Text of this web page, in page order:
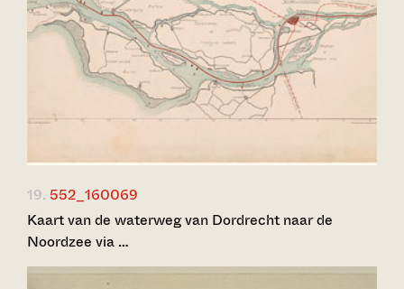
19. 552_160069
Kaart van de waterweg van Dordrecht naar de
Noordzee via …